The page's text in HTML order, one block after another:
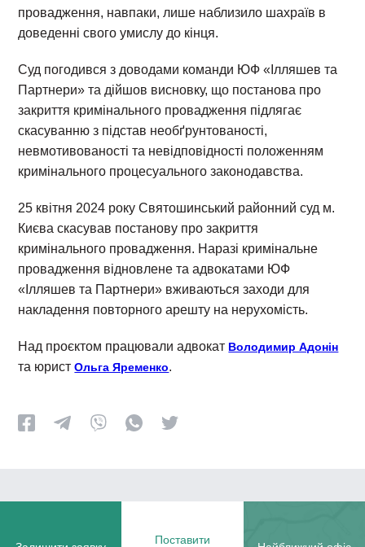
провадження, навпаки, лише наблизило шахраїв в
доведенні свого умислу до кінця.
Суд погодився з доводами команди ЮФ «Ілляшев та
Партнери» та дійшов висновку, що постанова про
закриття кримінального провадження підлягає
скасуванню з підстав необґрунтованості,
невмотивованості та невідповідності положенням
кримінального процесуального законодавства.
25 квітня 2024 року Святошинський районний суд м.
Києва скасував постанову про закриття
кримінального провадження. Наразі кримінальне
провадження відновлене та адвокатами ЮФ
«Ілляшев та Партнери» вживаються заходи для
накладення повторного арешту на нерухомість.
Над проєктом працювали адвокат Володимир Адонін
та юристОльга Яременко.
Поставити